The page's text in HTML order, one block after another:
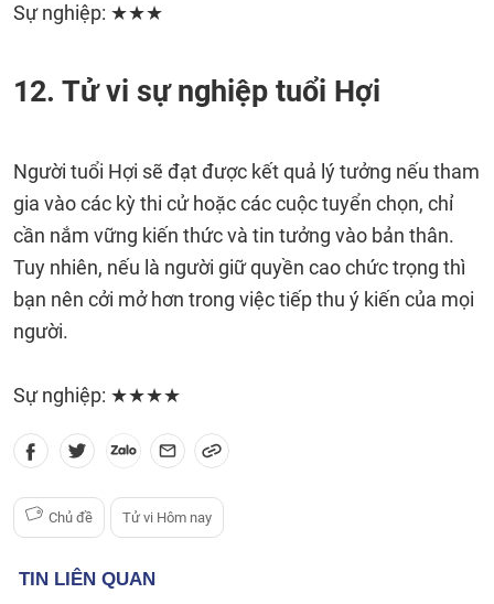
Sự nghiệp: ★★★
12. Tử vi sự nghiệp tuổi Hợi
Người tuổi Hợi sẽ đạt được kết quả lý tưởng nếu tham
gia vào các kỳ thi cử hoặc các cuộc tuyển chọn, chỉ
cần nắm vững kiến thức và tin tưởng vào bản thân.
Tuy nhiên, nếu là người giữ quyền cao chức trọng thì
bạn nên cởi mở hơn trong việc tiếp thu ý kiến của mọi
người.
Sự nghiệp: ★★★★
Chủ đề Tử vi Hôm nay